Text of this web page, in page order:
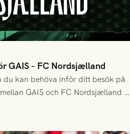
GAIS - FC Nordsjælland
du kan behöva inför ditt besök på
GAIS och FC Nordsjælland i
Avspark kl 19.00 på torsdag